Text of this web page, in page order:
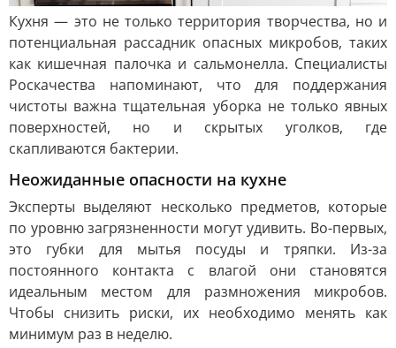
Кухня — это не только территория творчества, но и
потенциальная рассадник опасных микробов, таких
как кишечная палочка и сальмонелла. Специалисты
Роскачества напоминают, что для поддержания
чистоты важна тщательная уборка не только явных
поверхностей, но и скрытых уголков, где
скапливаются бактерии.
Неожиданные опасности на кухне
Эксперты выделяют несколько предметов, которые
по уровню загрязненности могут удивить. Во-первых,
это губки для мытья посуды и тряпки. Из-за
постоянного контакта с влагой они становятся
идеальным местом для размножения микробов.
Чтобы снизить риски, их необходимо менять как
минимум раз в неделю.